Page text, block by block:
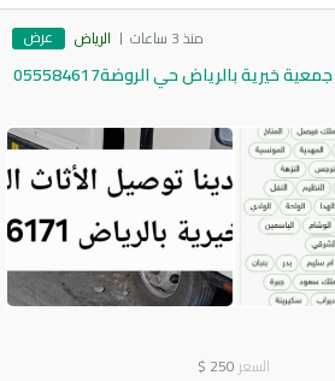
منذ 3 ساعات الرياض عرض
دينا تخاذ اثاث الى جمعية خيرية بالرياض حي الروضة055584617
السعر 250
$